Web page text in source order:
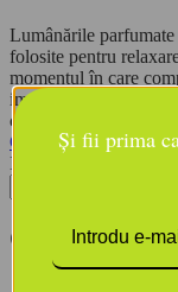
Lumânările
folosite pentru
momentul în care
importantă:
comune tipuri ...
Citeşte mai mult
Inchide
Categorii
Și fii prima